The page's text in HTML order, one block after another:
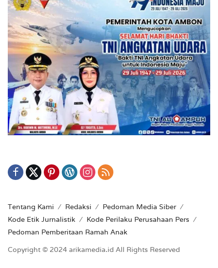
Tentang Kami Redaksi
Pedoman Media Siber
Kode Etik Jurnalistik
Kode Perilaku Perusahaan Pers
Pedoman Pemberitaan Ramah Anak
Copyright © 2024 arikamedia.id All Rights Reserved